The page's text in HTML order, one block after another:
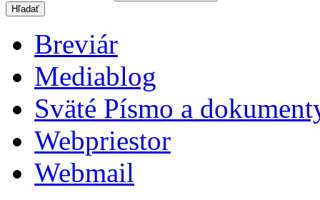
Breviár
Mediablog
Sväté Písmo a
Webpriestor
Webmail